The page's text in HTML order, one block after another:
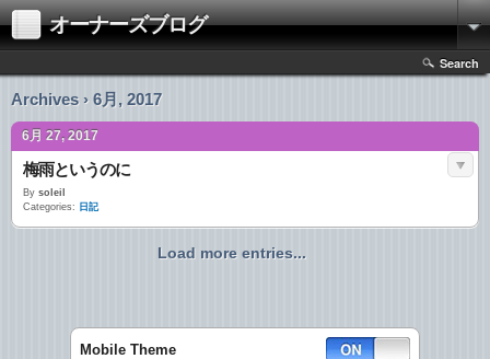
オーナーズブログ
Search
Archives › 6月, 2017
6月 27, 2017
梅雨というのに
By soleil
Categories: 日記
Load more entries...
Mobile Theme